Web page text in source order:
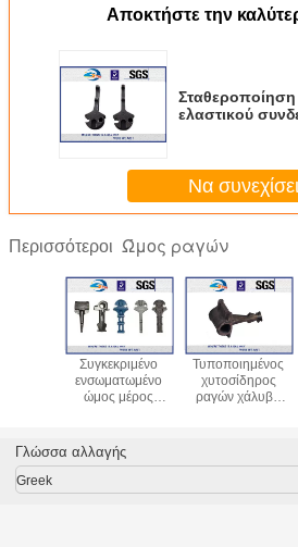
Αποκτήστε την
ελαστικού
Να συνεχίσει
Περισσότεροι Ώμος ραγών
για τους
Συγκεκριμένο
ενσωματωμένο
ώμος μέρος
συνδέσμων
σιδηροδρόμων
Τυποποιημένος
χυτοσίδηρος
ραγών χάλυβα
σιδηροδρόμων
Γλώσσα αλλαγής
Greek